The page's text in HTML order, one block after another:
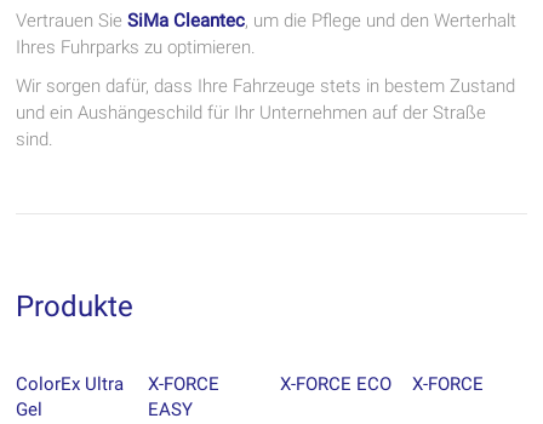
Vertrauen SieSiMa Cleantec, um die Pflege und den Werterhalt
Ihres Fuhrparks zu optimieren.
Wir sorgen dafür, dass Ihre Fahrzeuge stets in bestem Zustand
und ein Aushängeschild für Ihr Unternehmen auf der Straße
sind.
Produkte
ColorEx Ultra
Gel
X-FORCE
EASY
X-FORCE ECO X-FORCE